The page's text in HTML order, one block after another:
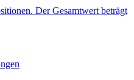
Der Gesamtwert beträgt